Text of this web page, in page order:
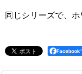
同じシリーズで、
Facebook